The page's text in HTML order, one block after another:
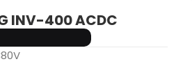
INV-400 ACDC